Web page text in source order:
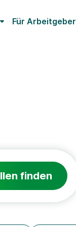
Für Arbeitgeber
finden